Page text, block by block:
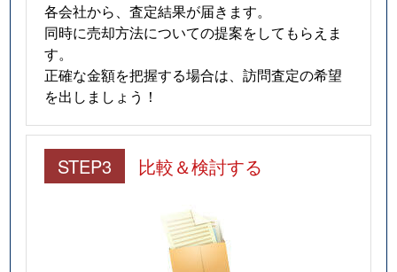
各会社から、査定結果が届きます。
同時に売却方法についての提案をしてもらえま
す。
正確な金額を把握する場合は、訪問査定の希望
を出しましょう！
STEP3 比較＆検討する